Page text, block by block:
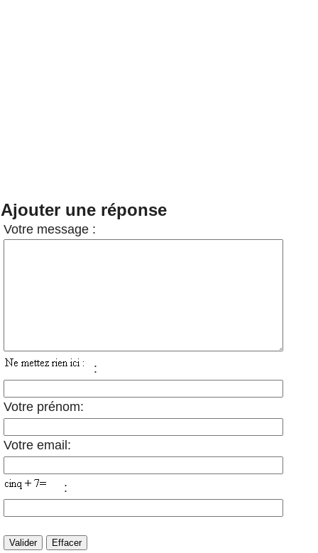
Ajouter une réponse
Votre message :
:
Votre prénom:
Votre email:
: